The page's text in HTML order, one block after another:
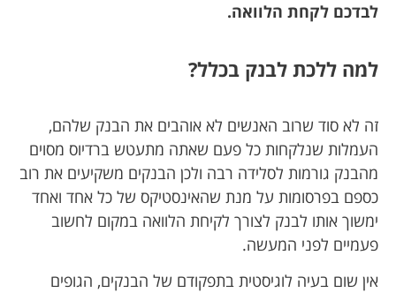
לבדכם לקחת הלוואה.
למה ללכת לבנק בכלל?
זה לא סוד שרוב האנשים לא אוהבים את הבנק שלהם,
העמלות שנלקחות כל פעם שאתה מתעטש ברדיוס מסוים
מהבנק גורמות לסלידה רבה ולכן הבנקים משקיעים את רוב
כספם בפרסומות על מנת שהאינסטיקס של כל אחד ואחד
ימשוך אותו לבנק לצורך לקיחת הלוואה במקום לחשוב
פעמיים לפני המעשה.
אין שום בעיה לוגיסטית בתפקודם של הבנקים, הגופים